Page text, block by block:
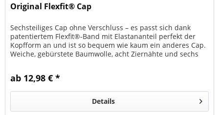
Original Flexfit® Cap
Sechsteiliges Cap ohne Verschluss – es passt sich dank
patentiertem Flexfit®-Band mit Elastananteil perfekt der
Kopfform an und ist so bequem wie kaum ein anderes Cap.
Weiche, gebürstete Baumwolle, acht Ziernähte und sechs
ab 12,98 € *
Details